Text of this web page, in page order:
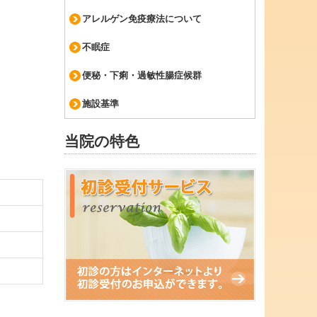
アレルゲン免疫療法について
不眠症
便秘・下痢・過敏性腸症候群
施設基準
当院の特色